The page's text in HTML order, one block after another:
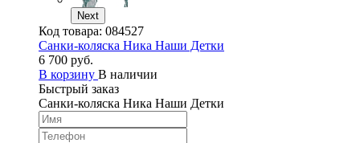
Next
Код товара: 084527
Cанки-коляска Ника Наши Детки
6 700 руб.
В корзину В наличии
Быстрый заказ
Cанки-коляска Ника Наши Детки